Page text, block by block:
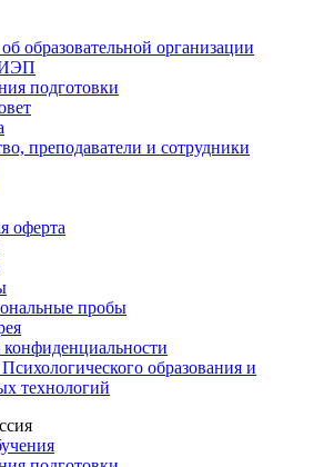
образовательной организации
подготовки
преподаватели и сотрудники
оферта
пробы
образования и
технологий